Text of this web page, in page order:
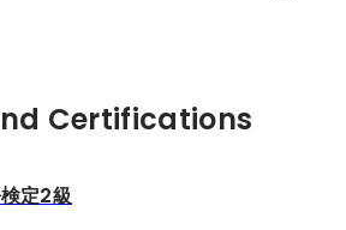
Certifications
定2級